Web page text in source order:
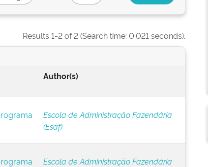
Results 1-2 of 2 (Search time: 0.021 seconds).
Author(s)
Escola de Administração Fazendária
(Esaf)
Escola de Administração Fazendária